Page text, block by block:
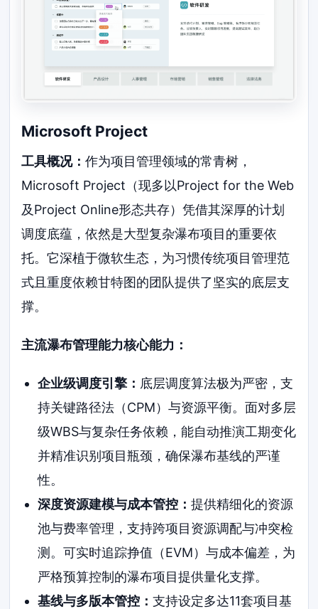
Microsoft Project
工具概况：作为项目管理领域的常青树，
Microsoft Project（现多以Project for the Web
及Project Online形态共存）凭借其深厚的计划
调度底蕴，依然是大型复杂瀑布项目的重要依
托。它深植于微软生态，为习惯传统项目管理范
式且重度依赖甘特图的团队提供了坚实的底层支
撑。
主流瀑布管理能力核心能力：
企业级调度引擎： 底层调度算法极为严密，支
持关键路径法（CPM）与资源平衡。面对多层
级WBS与复杂任务依赖，能自动推演工期变化
并精准识别项目瓶颈，确保瀑布基线的严谨
性。
深度资源建模与成本管控： 提供精细化的资源
池与费率管理，支持跨项目资源调配与冲突检
测。可实时追踪挣值（EVM）与成本偏差，为
严格预算控制的瀑布项目提供量化支撑。
基线与多版本管控： 支持设定多达11套项目基